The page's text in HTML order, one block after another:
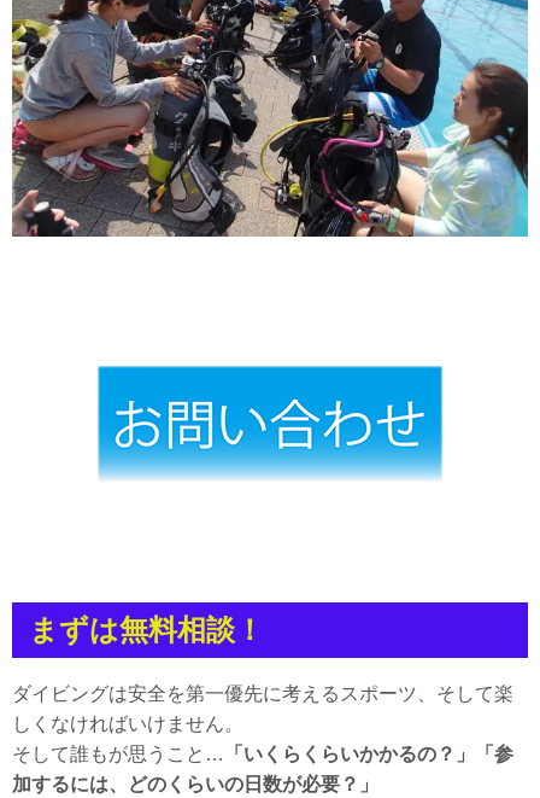
まずは無料相談！
ダイビングは安全を第一優先に考えるスポーツ、そして楽
しくなければいけません。
そして誰もが思うこと…
「いくらくらいかかるの？」「参
加するには、どのくらいの日数が必要？」